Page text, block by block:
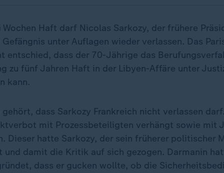
Wochen Haft darf Nicolas Sarkozy, der frühere
Gefängnis unter Auflagen wieder verlassen. Das
entschied, dass der 70-Jährige das
zu fünf Jahren Haft in der Libyen-Affäre unter
kann.
gehört, dass Sarkozy Frankreich nicht verlassen
mit Prozessbeteiligten verhängt sowie mit
Dieser hatte Sarkozy, der sein früherer politischer
und damit die Kritik auf sich gezogen. Darmanin
dass er gucken wollte, ob die